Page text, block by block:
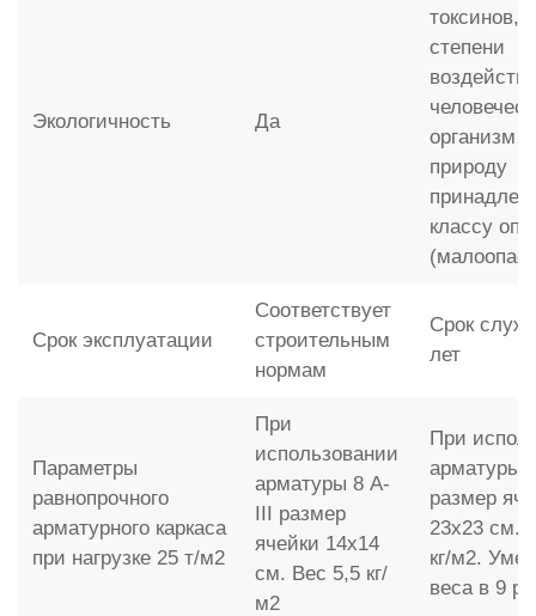
Экологичность Да
токсинов,
степени
организм и
природу
классу
Срок эксплуатации
Соответствует
строительным
нормам
Срок
лет
Параметры
равнопрочного
арматурного каркаса
при нагрузке 25 т/м2
При
использовании
арматуры 8 A-
III размер
ячейки 14x14
см. Вес 5,5 кг/
м2
При
арматуры
размер
23x23 см.
кг/м2.
веса в 9